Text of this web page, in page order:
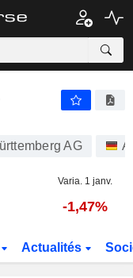
67,00
AG
Varia. 1 janv.
-1,47%
Actualités